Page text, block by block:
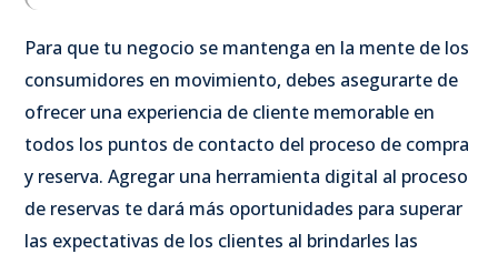
Para que tu negocio se mantenga en la mente de los
consumidores en movimiento, debes asegurarte de
ofrecer una experiencia de cliente memorable en
todos los puntos de contacto del proceso de compra
y reserva. Agregar una herramienta digital al proceso
de reservas te dará más oportunidades para superar
las expectativas de los clientes al brindarles las